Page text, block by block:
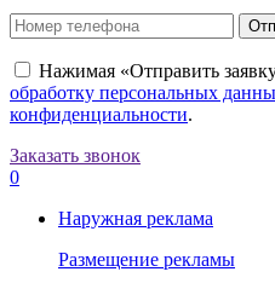
Нажимая «Отправить
обработку персональных
конфиденциальности.
Заказать звонок
0
Наружная реклама
Размещение рекламы